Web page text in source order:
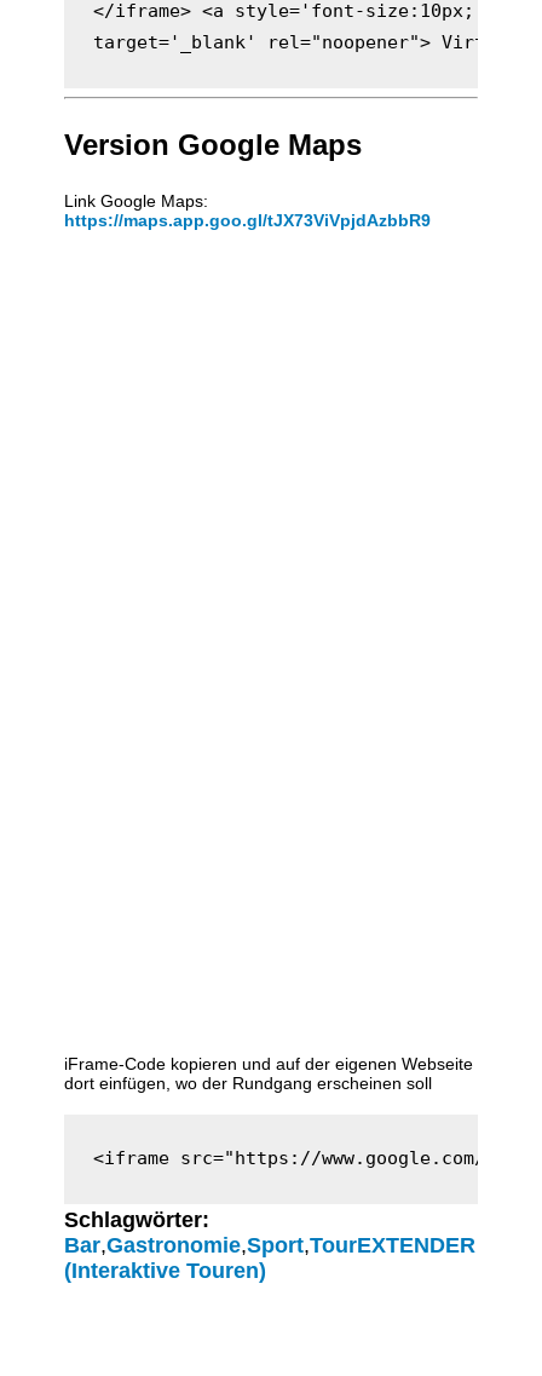
</iframe> <a style='font-size:10px;'
target='_blank' rel="noopener">
Version Google Maps
Link Google Maps:
https://maps.app.goo.gl/tJX73ViVpjdAzbbR9
iFrame-Code kopieren und auf der eigenen Webseite
dort einfügen, wo der Rundgang erscheinen soll
<iframe src="https://www.google.com/maps/
Schlagwörter:
Bar,Gastronomie,Sport,TourEXTENDER
(Interaktive Touren)